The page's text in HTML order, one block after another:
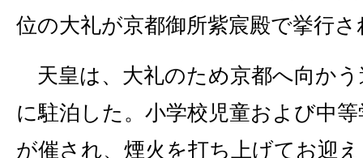
位の大礼が京都御所紫宸殿で挙行
天皇は、大礼のため京都へ向かう
に駐泊した。小学校児童および中
が催され、煙火を打ち上げてお迎